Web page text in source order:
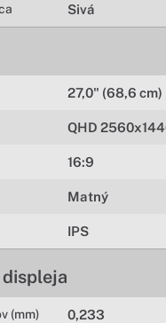
Sivá
27,0" (68,6 cm)
QHD
16:9
Matný
IPS
(mm) 0,233